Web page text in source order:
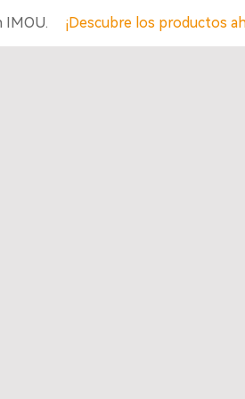
IMOU. ¡Descubre los productos